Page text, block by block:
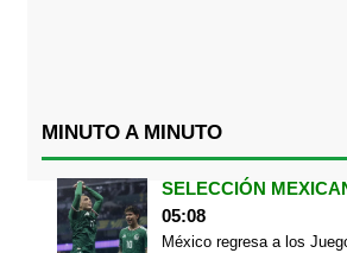
MINUTO A MINUTO
SELECCIÓN
05:08
México regresa a los